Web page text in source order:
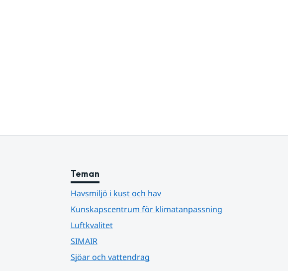
Teman
Havsmiljö i kust och hav
Kunskapscentrum för klimatanpassning
Luftkvalitet
SIMAIR
Sjöar och vattendrag